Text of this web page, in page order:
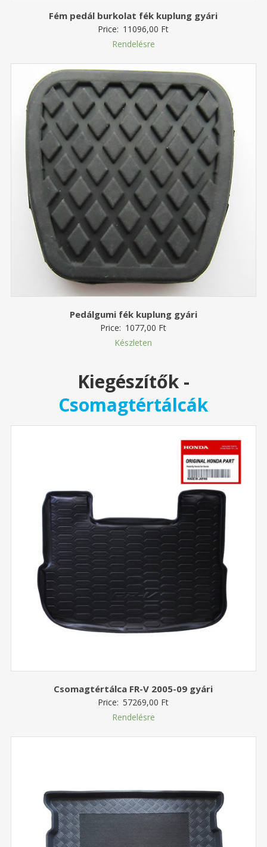
Fém pedál burkolat fék kuplung gyári
Price: 11096,00 Ft
Rendelésre
Pedálgumi fék kuplung gyári
Price: 1077,00 Ft
Készleten
Kiegészítők-
Csomagtértálcák
Csomagtértálca FR-V 2005-09 gyári
Price: 57269,00 Ft
Rendelésre